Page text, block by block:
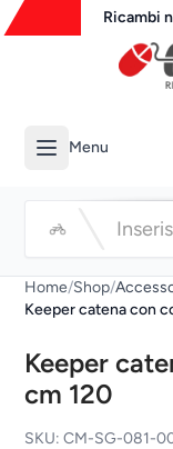
Ricambi
Menu
Home/Shop/
Keeper catena con
Keeper
cm 120
SKU: CM-SG-081-